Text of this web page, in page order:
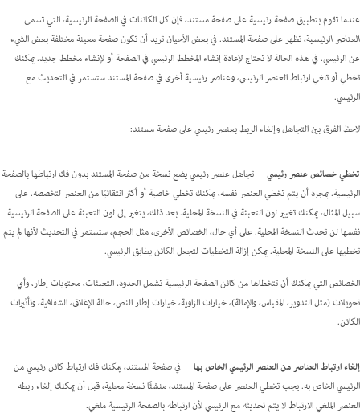
عندما تقوم بتطبيق صفحة رئيسية على صفحة مستند، فإن كل الكائنات في الصفحة الرئيسية، التي تسمى
العناصر الرئيسية، تظهر على صفحة المستند. في بعض الأحيان تريد أن تكون صفحة معينة مختلفة بعض الشيء
عن الرئيسي. في هذه الحالة لا تحتاج لإعادة إنشاء المخطط الرئيسي في الصفحة أو لإنشاء مخطط جديد. يمكنك
تخطي أو تلغي ارتباط العنصر الرئيسي، وعناصر رئيسية أخرى في صفحة المستند ستستمر في التحديث مع
الرئيسي.
لاحظ الفرق بين التجاهل وإلغاء الربط بعنصر رئيسي على صفحة مستند:
تخطي خصائص عنصر رئيسي
تجاهل عنصر رئيسي يضع نسخة من صفحة المستند بدون فك ارتباطها بالصفحة
الرئيسية. بمجرد أن يتم تخطي العنصر نفسه، يمكنك تخطي خاصية أو أكثر انتقائيًا من العنصر لتخصصه. على
سبيل المثال، يمكنك تغيير لون التعبئة في النسخة المحلية. بعد ذلك، يتغير إلى لون التعبئة على الصفحة الرئيسية
نفسها لن تحدث النسخة المحلية. على أي حال، الخصائص الأخرى، مثل الحجم، ستستمر في التحديث لأنها لم يتم
تخطيها على النسخة المحلية. يمكن إزالة التخطيات لتجعل الكائن يطابق الرئيسي.
الخصائص التي يمكنك أن تتخطاها من كائن الصفحة الرئيسية تشمل الحدود، التعبئات، محتويات إطار، وأي
تحويلات (مثل التدوير، المقياس، والإمالة)، خيارات الزاوية، خيارات إطار النص، حالة الإغلاق، الشفافية، وتأثيرات
الكائن.
إلغاء ارتباط العناصر من العنصر الرئيسي الخاص بها
في صفحة المستند، يمكنك فك ارتباط كائن رئيسي من
الرئيسي الخاص به. يجب تخطي العنصر على صفحة المستند، منشئًا نسخة محلية، قبل أن يمكنك إلغاء ربطه
العنصر الملغي الارتباط لا يتم تحديثه مع الرئيسي لأن ارتباطه بالصفحة الرئيسية ملغي.